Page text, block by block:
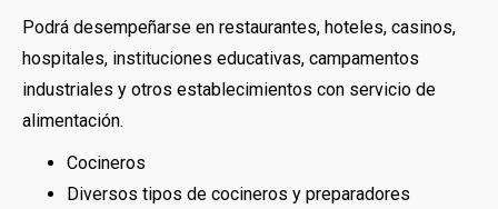
Podrá desempeñarse en restaurantes, hoteles, casinos,
hospitales, instituciones educativas, campamentos
industriales y otros establecimientos con servicio de
alimentación.
Cocineros
Diversos tipos de cocineros y preparadores